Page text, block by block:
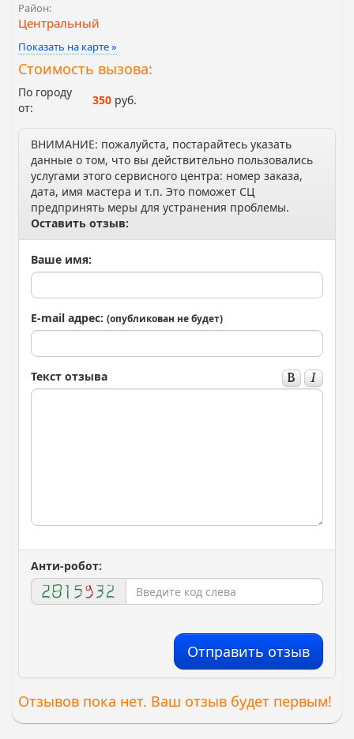
Район:
Центральный
Показать на карте »
Стоимость вызова:
По городу
от:
350 руб.
ВНИМАНИЕ: пожалуйста, постарайтесь указать
данные о том, что вы действительно пользовались
услугами этого сервисного центра: номер заказа,
дата, имя мастера и т.п. Это поможет СЦ
предпринять меры для устранения проблемы.
Оставить отзыв:
Ваше имя:
E-mail адрес: (опубликован не будет)
Текст отзыва
Анти-робот:
Отправить отзыв
Отзывов пока нет. Ваш отзыв будет первым!